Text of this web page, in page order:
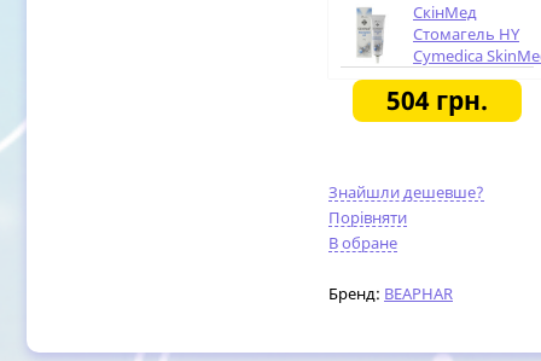
СкінМед
Стомагель HY
Cymedica
StomaGel HY при
запальних
процесах у
504 грн.
Знайшли дешевше?
Порівняти
В обране
Бренд: BEAPHAR